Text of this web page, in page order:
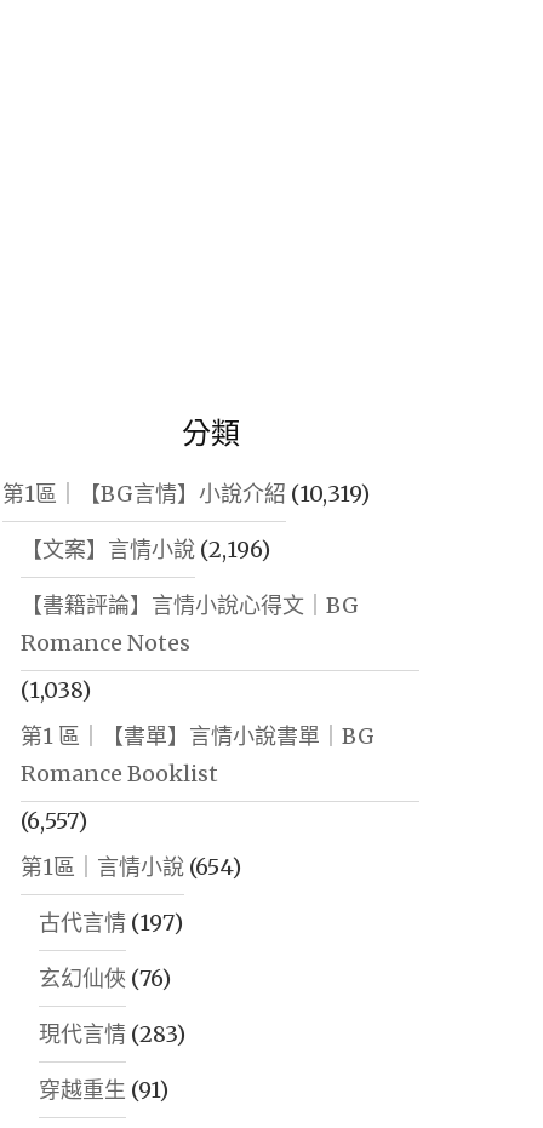
分類
第1區｜【BG言情】小說介紹 (10,319)
【文案】言情小說(2,196)
【書籍評論】言情小說心得文｜BG
Romance Notes
(1,038)
第1 區｜【書單】言情小說書單｜BG
Romance Booklist
(6,557)
第1區｜言情小說(654)
古代言情(197)
玄幻仙俠 (76)
現代言情(283)
穿越重生 (91)